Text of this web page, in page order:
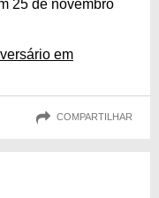
25 de novembro
em
COMPARTILHAR